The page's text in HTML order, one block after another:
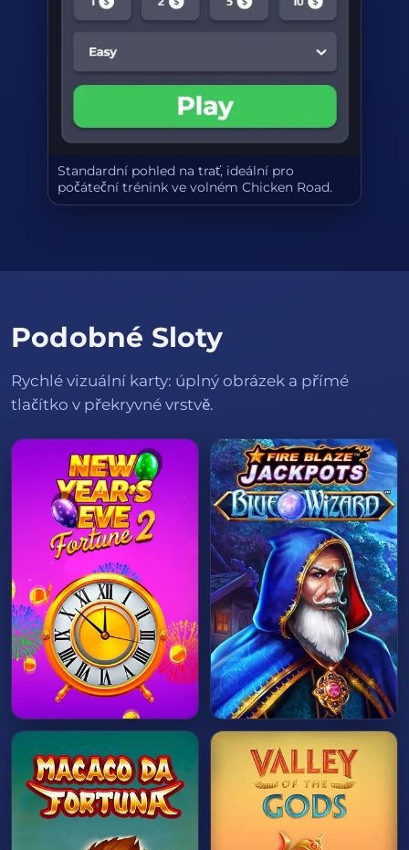
Standardní pohled na trať, ideální pro
počáteční trénink ve volném Chicken Road.
Podobné Sloty
Rychlé vizuální karty: úplný obrázek a přímé
tlačítko v překryvné vrstvě.
HRÁT HNED